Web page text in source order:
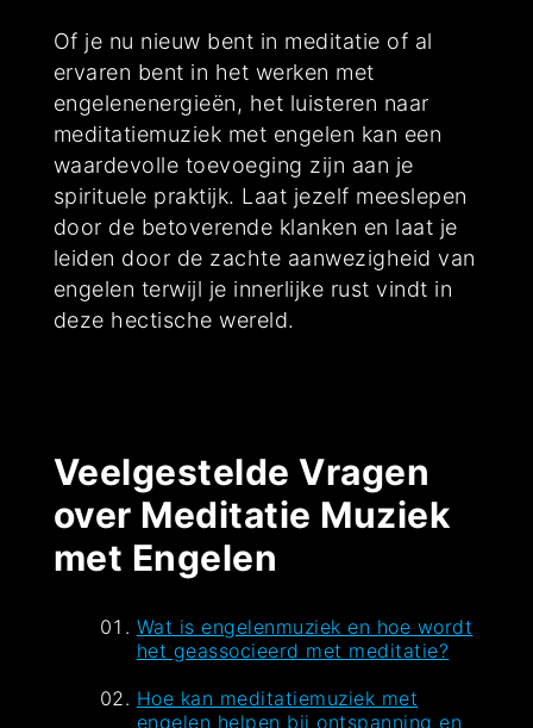
Of je nu nieuw bent in meditatie of al
ervaren bent in het werken met
engelenenergieën, het luisteren naar
meditatiemuziek met engelen kan een
waardevolle toevoeging zijn aan je
spirituele praktijk. Laat jezelf meeslepen
door de betoverende klanken en laat je
leiden door de zachte aanwezigheid van
engelen terwijl je innerlijke rust vindt in
deze hectische wereld.
Veelgestelde Vragen
over Meditatie Muziek
met Engelen
Wat is engelenmuziek en hoe wordt
het geassocieerd met meditatie?
Hoe kan meditatiemuziek met
engelen helpen bij ontspanning en